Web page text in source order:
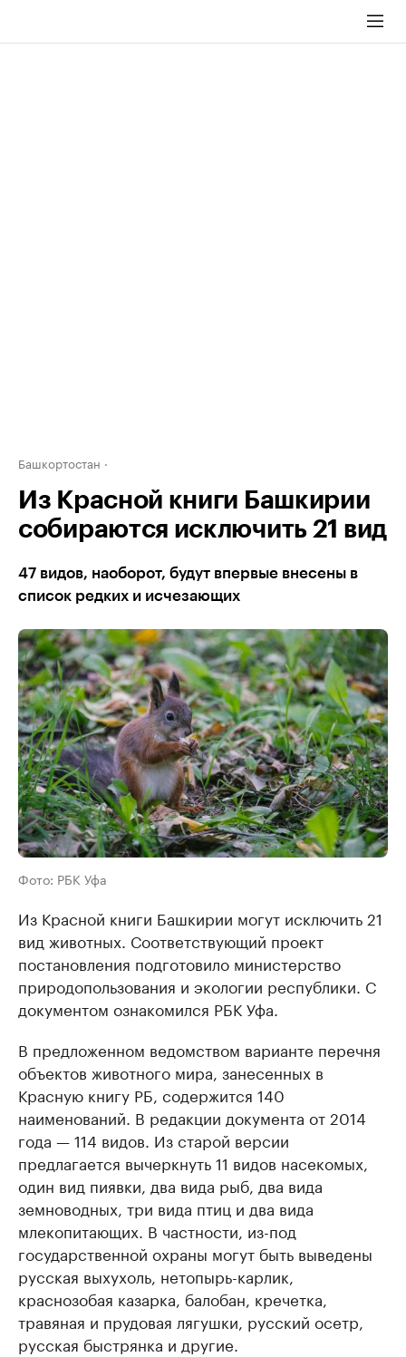
Башкортостан
Из Красной книги Башкирии
собираются исключить 21 вид
47 видов, наоборот, будут впервые внесены в
список редких и исчезающих
Фото: РБК Уфа
Из Красной книги Башкирии могут исключить 21
вид животных. Соответствующий проект
постановления подготовило министерство
природопользования и экологии республики. С
документом ознакомился РБК Уфа.
В предложенном ведомством варианте перечня
объектов животного мира, занесенных в
Красную книгу РБ, содержится 140
наименований. В редакции документа от 2014
года — 114 видов. Из старой версии
предлагается вычеркнуть 11 видов насекомых,
один вид пиявки, два вида рыб, два вида
земноводных, три вида птиц и два вида
млекопитающих. В частности, из-под
государственной охраны могут быть выведены
русская выхухоль, нетопырь-карлик,
краснозобая казарка, балобан, кречетка,
травяная и прудовая лягушки, русский осетр,
русская быстрянка и другие.